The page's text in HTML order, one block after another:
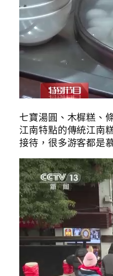
七寶湯圓、木樨糕、
江南特點的傳統江南
接待，很多游客都是